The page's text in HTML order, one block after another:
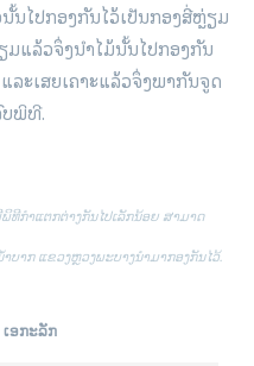
ໄປກອງກັນໄວ້ເປັນກອງສີ່ຫຼ່ຽມ
ມແລ້ວຈຶ່ງນໍາໄມ້ນັ້ນໄປກອງກັນ
ະເສຍເຄາະແລ້ວຈຶ່ງພາກັນຈູດ
ພິທີ.
ທີກຳແຕກຕ່າງກັນໄປເລັກນ້ອຍ ສາມາດ
ບາກ ແຂວງຫຼວງພະບາງນໍາມາກອງກັນໄວ້.
ເອກະລັກ